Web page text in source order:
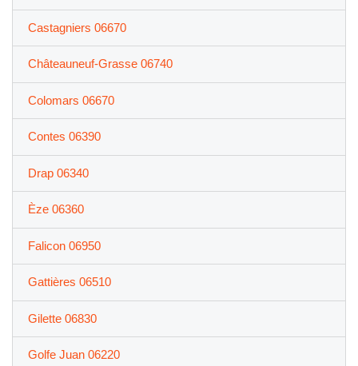
Castagniers 06670
Châteauneuf-Grasse 06740
Colomars 06670
Contes 06390
Drap 06340
Èze 06360
Falicon 06950
Gattières 06510
Gilette 06830
Golfe Juan 06220